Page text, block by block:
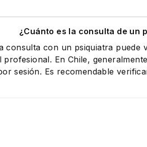
¿Cuánto es la consulta de un
consulta con un psiquiatra puede
profesional. En Chile,
sesión. Es recomendable